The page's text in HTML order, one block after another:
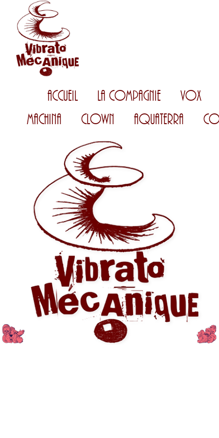
Accueil La Compagnie
Vox
Machina
Clown AquaTerra